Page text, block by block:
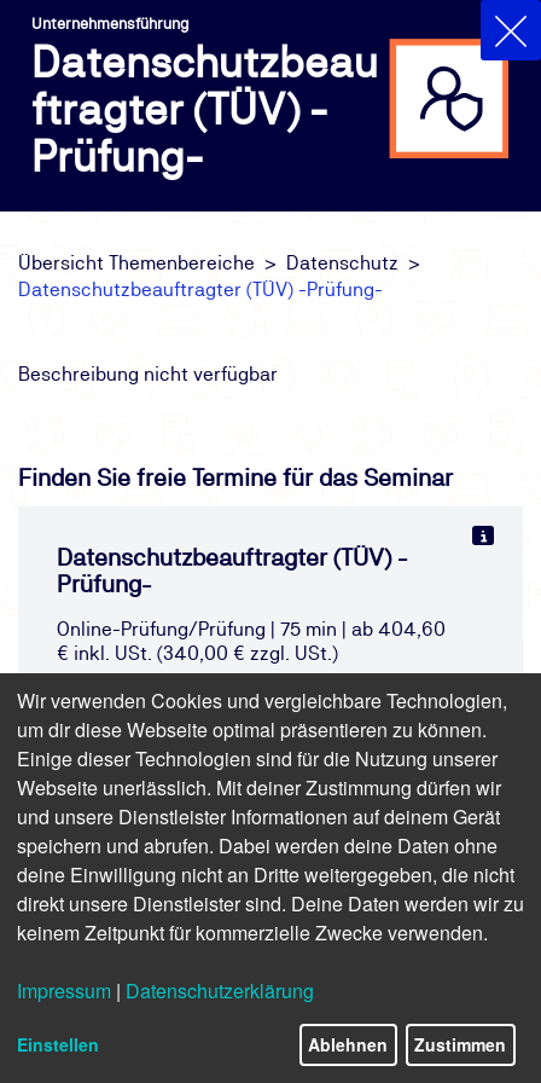
Unternehmensführung
Datenschutzbeau
ftragter (TÜV) -
Prüfung-
Übersicht Themenbereiche
Datenschutz
Datenschutzbeauftragter (TÜV) -Prüfung-
Beschreibung nicht verfügbar
Finden Sie freie Termine für das Seminar
Datenschutzbeauftragter (TÜV) -
Prüfung-
Online-Prüfung/Prüfung | 75 min | ab 404,60
€ inkl. USt. (340,00 € zzgl. USt.)
Wir verwenden Cookies und vergleichbare Technologien,
um dir diese Webseite optimal präsentieren zu können.
Einige dieser Technologien sind für die Nutzung unserer
Webseite unerlässlich. Mit deiner Zustimmung dürfen wir
und unsere Dienstleister Informationen auf deinem Gerät
speichern und abrufen. Dabei werden deine Daten ohne
deine Einwilligung nicht an Dritte weitergegeben, die nicht
direkt unsere Dienstleister sind. Deine Daten werden wir zu
keinem Zeitpunkt für kommerzielle Zwecke verwenden.
Impressum | Datenschutzerklärung
Einstellen Ablehnen Zustimmen